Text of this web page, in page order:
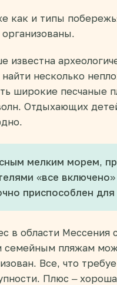
как и типы
известна
несколько
широкие песчаные
Отдыхающих
мелким морем,
«все
приспособлен
в области
семейным пляжам
Все, что
Плюс –